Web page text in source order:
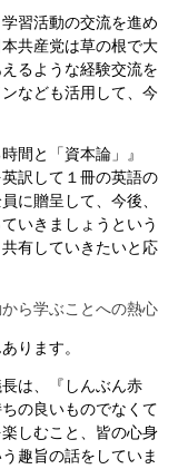
習活動の交流を進め
共産党は草の根で大
るような経験交流を
なども活用して、今
間と「資本論」』
訳して１冊の英語の
に贈呈して、今後、
いきましょうという
有していきたいと応
ら学ぶことへの熱心
ります。
は、『しんぶん赤
の良いものでなくて
しむこと、皆の心身
趣旨の話をしていま